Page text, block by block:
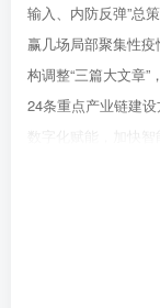
输入、内防反弹”总
赢几场局部聚集性
构调整“三篇大文章
24条重点产业链建
数字化赋能，加快
产学研联盟200个，